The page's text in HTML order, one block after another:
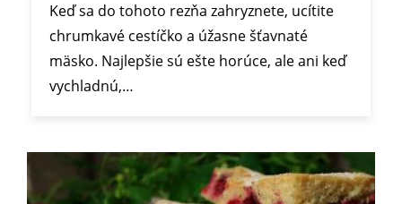
Keď sa do tohoto rezňa zahryznete, ucítite
chrumkavé cestíčko a úžasne šťavnaté
mäsko. Najlepšie sú ešte horúce, ale ani keď
vychladnú,…